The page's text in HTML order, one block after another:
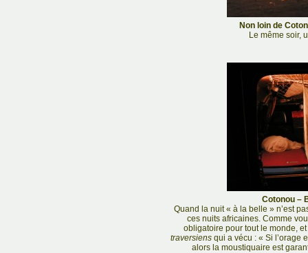
Non loin de
Le même soir,
Cotonou –
Quand la nuit « à la belle » n’est
ces nuits africaines. Comme
obligatoire pour tout le monde,
traversiens qui a vécu : « Si l’orage
alors la moustiquaire est